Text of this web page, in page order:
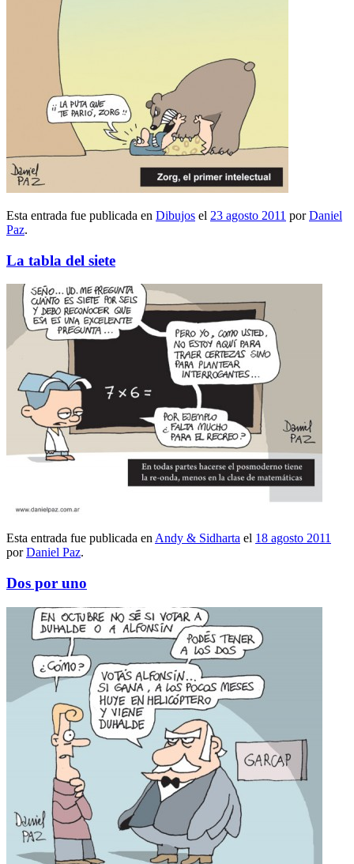
Esta entrada fue publicada en Dibujos el 23 agosto 2011 porDaniel
Paz.
La tabla del siete
Esta entrada fue publicada en Andy & Sidharta el 18 agosto 2011
porDaniel Paz.
Dos por uno